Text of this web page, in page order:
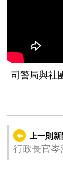
司警局與社
上一則新
行政長官岑